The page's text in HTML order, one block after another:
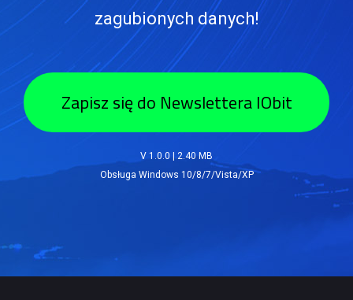
zagubionych danych!
Zapisz się do Newslettera IObit
V 1.0.0| 2.40 MB
Obsługa Windows 10/8/7/Vista/XP